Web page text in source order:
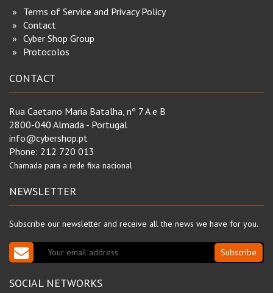
Terms of Service and Privacy Policy
Contact
Cyber Shop Group
Protocolos
CONTACT
Rua Caetano Maria Batalha, nº 7 A e B
2800-040 Almada - Portugal
info@cybershop.pt
Phone: 212 720 013
Chamada para a rede fixa nacional
NEWSLETTER
Subscribe our newsletter and receive all the news we have for you.
Subscribe
SOCIAL NETWORKS